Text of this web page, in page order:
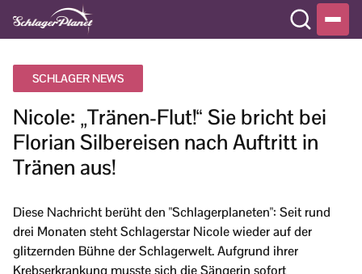
SCHLAGER NEWS
Nicole: „Tränen-Flut!“ Sie bricht bei
Florian Silbereisen nach Auftritt in
Tränen aus!
Diese Nachricht berüht den "Schlagerplaneten": Seit rund
drei Monaten steht Schlagerstar Nicole wieder auf der
glitzernden Bühne der Schlagerwelt. Aufgrund ihrer
Krebserkrankung musste sich die Sängerin sofort